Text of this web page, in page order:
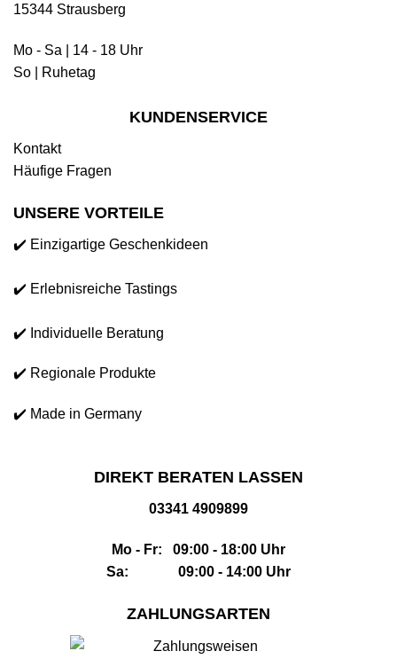
15344 Strausberg
Mo - Sa | 14 - 18 Uhr
So | Ruhetag
KUNDENSERVICE
Kontakt
Häufige Fragen
UNSERE VORTEILE
✔️ Einzigartige Geschenkideen
✔️ Erlebnisreiche Tastings
✔️ Individuelle Beratung
✔️ Regionale Produkte
✔️ Made in Germany
DIREKT BERATEN LASSEN
03341 4909899
Mo - Fr: 09:00 - 18:00 Uhr
Sa: 09:00 - 14:00 Uhr
ZAHLUNGSARTEN